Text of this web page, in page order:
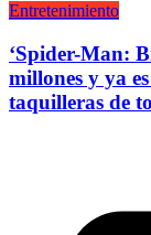
Entretenimiento
‘Spider-Man:
millones y ya
taquilleras de